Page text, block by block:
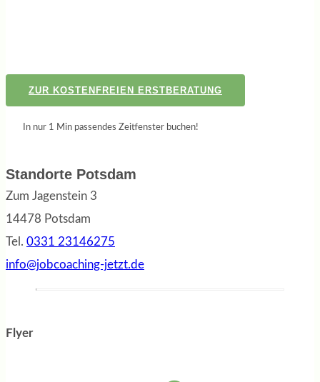
ZUR KOSTENFREIEN ERSTBERATUNG
In nur 1 Min passendes Zeitfenster buchen!
Standorte Potsdam
Zum Jagenstein 3
14478 Potsdam
Tel. 0331 23146275
info@jobcoaching-jetzt.de
Flyer